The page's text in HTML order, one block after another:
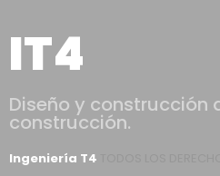
IT4
Diseño y construcción
construcción.
Ingeniería T4